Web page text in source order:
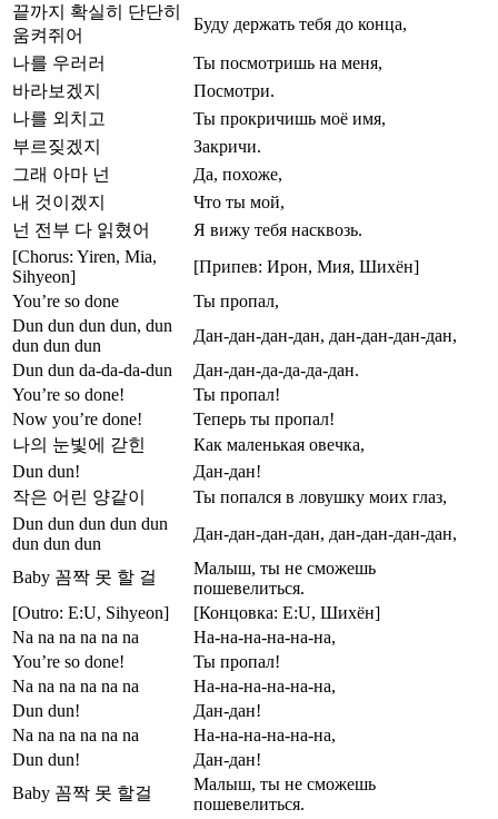
끝까지 확실히 단단히
움켜쥐어
Буду держать тебя до конца,
나를 우러러
Ты посмотришь на меня,
바라보겠지
Посмотри.
나를 외치고
Ты прокричишь моё имя,
부르짖겠지
Закричи.
그래 아마 넌
Да, похоже,
내 것이겠지
Что ты мой,
넌 전부 다 읽혔어
Я вижу тебя насквозь.
[Chorus: Yiren, Mia,
Sihyeon]
[Припев: Ирон, Мия, Шихён]
You’re so done
Ты пропал,
Dun dun dun dun, dun
dun dun dun
Дан-дан-дан-дан, дан-дан-дан-дан,
Dun dun da-da-da-dun
Дан-дан-да-да-да-дан.
You’re so done!
Ты пропал!
Now you’re done!
Теперь ты пропал!
나의 눈빛에 갇힌
Как маленькая овечка,
Dun dun!
Дан-дан!
작은 어린 양같이
Ты попался в ловушку моих глаз,
Dun dun dun dun dun
dun dun dun
Дан-дан-дан-дан, дан-дан-дан-дан,
Baby 꼼짝 못 할 걸
Малыш, ты не сможешь
пошевелиться.
[Outro: E:U, Sihyeon]
[Концовка: E:U, Шихён]
Na na na na na na
На-на-на-на-на-на,
You’re so done!
Ты пропал!
Na na na na na na
На-на-на-на-на-на,
Dun dun!
Дан-дан!
Na na na na na na
На-на-на-на-на-на,
Dun dun!
Дан-дан!
Baby 꼼짝 못 할걸
Малыш, ты не сможешь
пошевелиться.